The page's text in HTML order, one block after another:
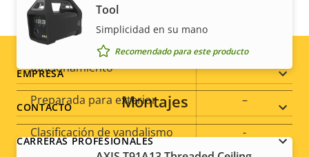
memoria)
Temperatura de
funcionamiento
0 to 50 °C
Preparada para exterior –
Clasificación de vandalismo -
Tool
Simplicidad en su mano
Recomendado para este producto
Montajes
Footer
menu
EMPRESA
CONTACTO
CARRERAS PROFESIONALES